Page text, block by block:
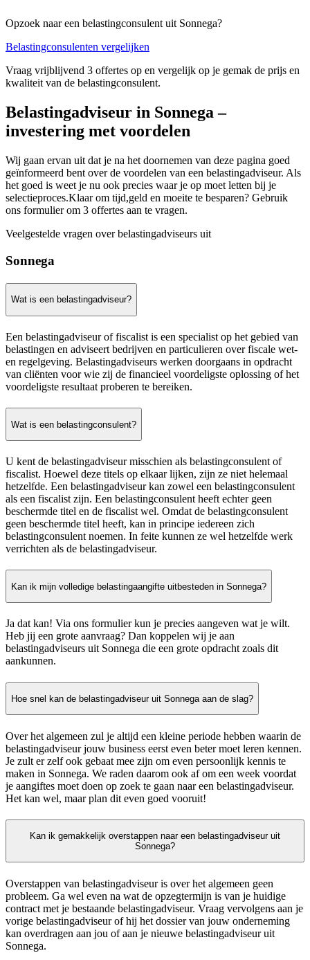
Opzoek naar een belastingconsulent uit Sonnega?
Belastingconsulenten vergelijken
Vraag vrijblijvend 3 offertes op en vergelijk op je gemak de prijs en
kwaliteit van de belastingconsulent.
Belastingadviseur in Sonnega –
investering met voordelen
Wij gaan ervan uit dat je na het doornemen van deze pagina goed
geïnformeerd bent over de voordelen van een belastingadviseur. Als
het goed is weet je nu ook precies waar je op moet letten bij je
selectieproces.Klaar om tijd,geld en moeite te besparen? Gebruik
ons formulier om 3 offertes aan te vragen.
Veelgestelde vragen over belastingadviseurs uit
Sonnega
Wat is een belastingadviseur?
Een belastingadviseur of fiscalist is een specialist op het gebied van
belastingen en adviseert bedrijven en particulieren over fiscale wet-
en regelgeving. Belastingadviseurs werken doorgaans in opdracht
van cliënten voor wie zij de financieel voordeligste oplossing of het
voordeligste resultaat proberen te bereiken.
Wat is een belastingconsulent?
U kent de belastingadviseur misschien als belastingconsulent of
fiscalist. Hoewel deze titels op elkaar lijken, zijn ze niet helemaal
hetzelfde. Een belastingadviseur kan zowel een belastingconsulent
als een fiscalist zijn. Een belastingconsulent heeft echter geen
beschermde titel en de fiscalist wel. Omdat de belastingconsulent
geen beschermde titel heeft, kan in principe iedereen zich
belastingconsulent noemen. In feite kunnen ze wel hetzelfde werk
verrichten als de belastingadviseur.
Kan ik mijn volledige belastingaangifte uitbesteden in Sonnega?
Ja dat kan! Via ons formulier kun je precies aangeven wat je wilt.
Heb jij een grote aanvraag? Dan koppelen wij je aan
belastingadviseurs uit Sonnega die een grote opdracht zoals dit
aankunnen.
Hoe snel kan de belastingadviseur uit Sonnega aan de slag?
Over het algemeen zul je altijd een kleine periode hebben waarin de
belastingadviseur jouw business eerst even beter moet leren kennen.
Je zult er zelf ook gebaat mee zijn om even persoonlijk kennis te
maken in Sonnega. We raden daarom ook af om een week voordat
je aangiftes moet doen op zoek te gaan naar een belastingadviseur.
Het kan wel, maar plan dit even goed vooruit!
Kan ik gemakkelijk overstappen naar een belastingadviseur uit
Sonnega?
Overstappen van belastingadviseur is over het algemeen geen
probleem. Ga wel even na wat de opzegtermijn is van je huidige
contract met je bestaande belastingadviseur. Vraag vervolgens aan je
vorige belastingadviseur of hij het dossier van jouw onderneming
kan overdragen aan jou of aan je nieuwe belastingadviseur uit
Sonnega.